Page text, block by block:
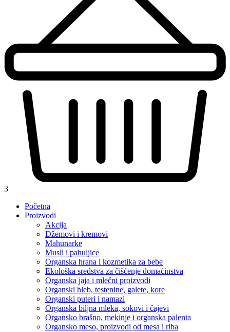
3
Početna
Proizvodi
Akcija
Džemovi i kremovi
Mahunarke
Musli i pahuljice
Organska hrana i kozmetika za bebe
Ekološka sredstva za čišćenje domaćinstva
Organska jaja i mlečni proizvodi
Organski hleb, testenine, galete, kore
Organski puteri i namazi
Organska biljna mleka, sokovi i čajevi
Organsko brašno, mekinje i organska palenta
Organsko meso, proizvodi od mesa i riba